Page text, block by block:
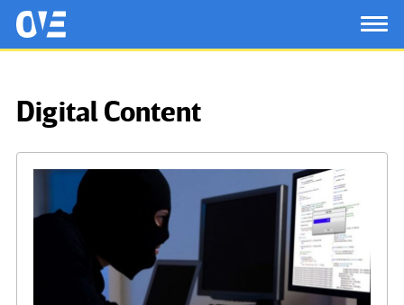
Saltar al contenido principal
OtrasVocesenEducacion.org
Digital Content